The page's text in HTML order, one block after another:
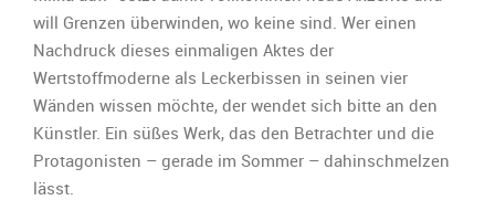
will Grenzen überwinden, wo keine sind. Wer einen
Nachdruck dieses einmaligen Aktes der
Wertstoffmoderne als Leckerbissen in seinen vier
Wänden wissen möchte, der wendet sich bitte an den
Künstler. Ein süßes Werk, das den Betrachter und die
Protagonisten – gerade im Sommer – dahinschmelzen
lässt.